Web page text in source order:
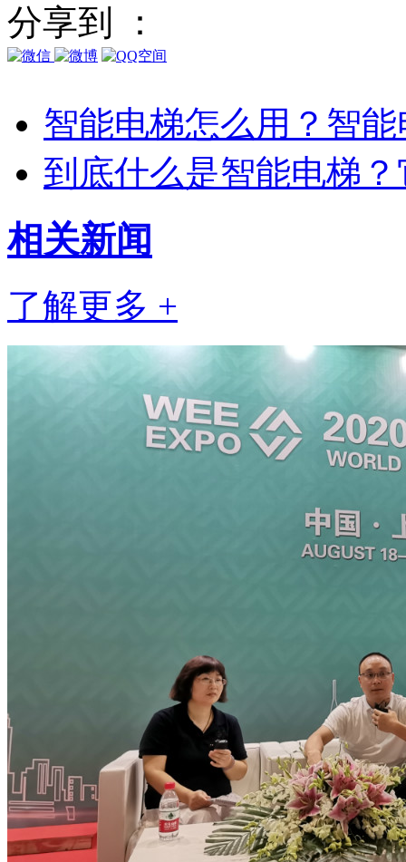
分享到 ：
智能电梯怎么用？智
到底什么是智能电梯
相关新闻
了解更多 +